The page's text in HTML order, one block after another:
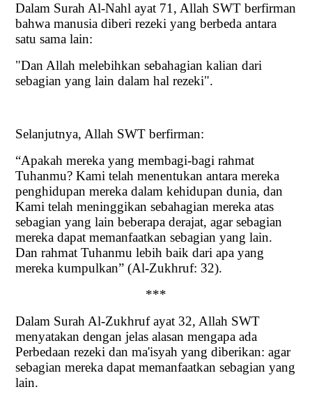
Dalam Surah Al-Nahl ayat 71, Allah SWT berfirman
bahwa manusia diberi rezeki yang berbeda antara
satu sama lain:
"Dan Allah melebihkan sebahagian kalian dari
sebagian yang lain dalam hal rezeki".
Selanjutnya, Allah SWT berfirman:
“Apakah mereka yang membagi-bagi rahmat
Tuhanmu? Kami telah menentukan antara mereka
penghidupan mereka dalam kehidupan dunia, dan
Kami telah meninggikan sebahagian mereka atas
sebagian yang lain beberapa derajat, agar sebagian
mereka dapat memanfaatkan sebagian yang lain.
Dan rahmat Tuhanmu lebih baik dari apa yang
mereka kumpulkan” (Al-Zukhruf: 32).
***
Dalam Surah Al-Zukhruf ayat 32, Allah SWT
menyatakan dengan jelas alasan mengapa ada
Perbedaan rezeki dan ma'isyah yang diberikan: agar
sebagian mereka dapat memanfaatkan sebagian yang
lain.